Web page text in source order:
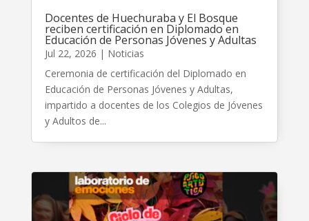
Docentes de Huechuraba y El Bosque
reciben certificación en Diplomado en
Educación de Personas Jóvenes y Adultas
Jul 22, 2026 | Noticias
Ceremonia de certificación del Diplomado en
Educación de Personas Jóvenes y Adultas,
impartido a docentes de los Colegios de Jóvenes
y Adultos de...